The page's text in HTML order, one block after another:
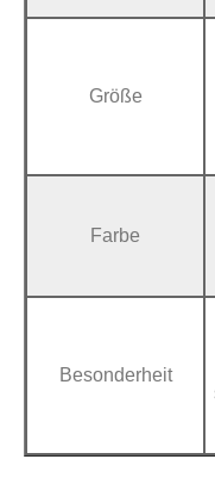
Größe
Farbe
Besonderheit